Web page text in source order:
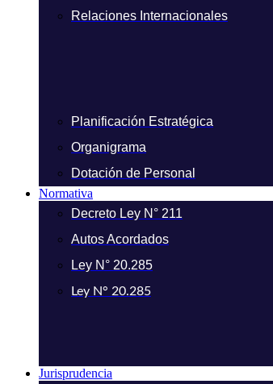
Relaciones Internacionales
Planificación Estratégica
Organigrama
Dotación de Personal
Normativa
Decreto Ley N° 211
Autos Acordados
Ley N° 20.285
Ley N° 20.285
Jurisprudencia